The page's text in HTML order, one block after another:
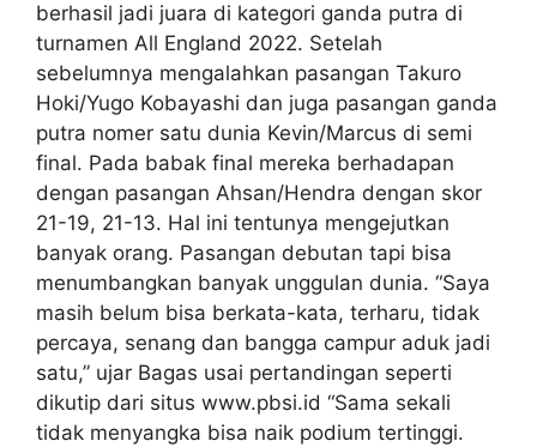
berhasil jadi juara di kategori ganda putra di
turnamen All England 2022. Setelah
sebelumnya mengalahkan pasangan Takuro
Hoki/Yugo Kobayashi dan juga pasangan ganda
putra nomer satu dunia Kevin/Marcus di semi
final. Pada babak final mereka berhadapan
dengan pasangan Ahsan/Hendra dengan skor
21-19, 21-13. Hal ini tentunya mengejutkan
banyak orang. Pasangan debutan tapi bisa
menumbangkan banyak unggulan dunia. “Saya
masih belum bisa berkata-kata, terharu, tidak
percaya, senang dan bangga campur aduk jadi
satu,” ujar Bagas usai pertandingan seperti
dikutip dari situs www.pbsi.id “Sama sekali
tidak menyangka bisa naik podium tertinggi.